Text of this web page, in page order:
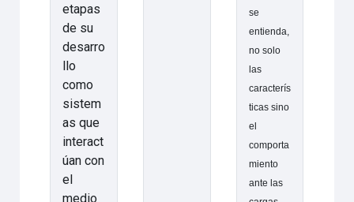
etapas
de su
desarro
llo
como
sistem
as que
interact
úan con
el
medio
se
entienda,
no solo
las
caracterís
ticas sino
el
comporta
miento
ante las